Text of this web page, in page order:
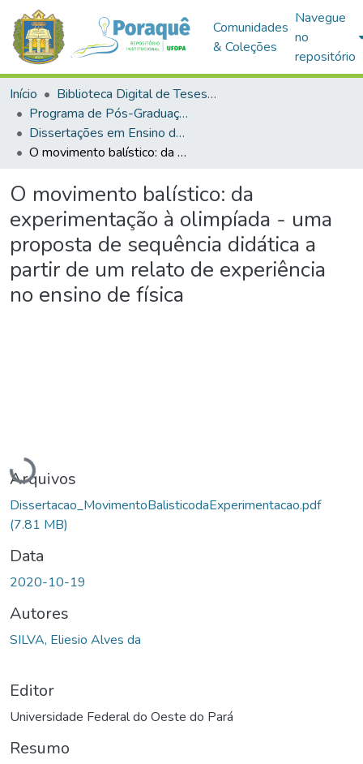
Comunidades
& Coleções
Navegue
no
repositório
Início
Biblioteca Digital de Teses e Dissertações (BDTD)
Programa de Pós-Graduação em Mestrado Nacional Profissional em Ensino de Física (MNPEF)
Dissertações em Ensino de Física (Mestrado Profissional)
O movimento balístico: da experimentação à olimpíada - uma proposta de sequência didática a partir de um relato de experiência no ensino de física
O movimento balístico: da
experimentação à olimpíada - uma
proposta de sequência didática a
partir de um relato de experiência
no ensino de física
Carregando...
Arquivos
Dissertacao_MovimentoBalisticodaExperimentacao.pdf
(7.81 MB)
Data
2020-10-19
Autores
SILVA, Eliesio Alves da
Editor
Universidade Federal do Oeste do Pará
Resumo